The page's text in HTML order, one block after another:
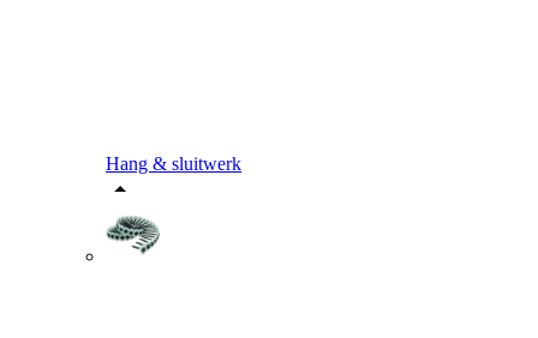
Hang & sluitwerk